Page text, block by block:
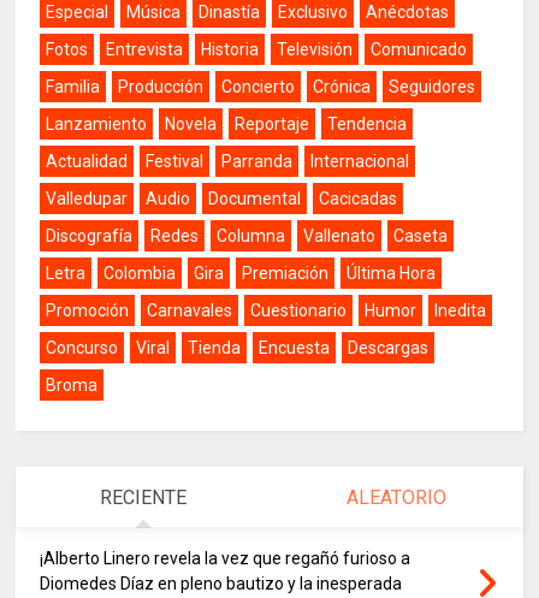
Especial
Música Dinastía Exclusivo
Anécdotas
Fotos
Entrevista Historia Televisión
Comunicado
Familia
Producción Concierto Crónica
Seguidores
Lanzamiento
Novela Reportaje
Tendencia
Actualidad
Festival Parranda
Internacional
Valledupar
Audio Documental
Cacicadas
Discografía
Redes Columna Vallenato
Caseta
Letra
Colombia Gira Premiación
Última Hora
Promoción
Carnavales Cuestionario Humor
Inedita
Concurso
Viral Tienda Encuesta
Descargas
Broma
RECIENTE ALEATORIO
¡Alberto Linero revela la vez que regañó furioso a
Diomedes Díaz en pleno bautizo y la inesperada